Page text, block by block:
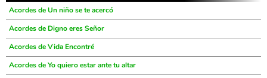
Acordes de Un niño se te acercó
Acordes de Digno eres Señor
Acordes de Vida Encontré
Acordes de Yo quiero estar ante tu altar